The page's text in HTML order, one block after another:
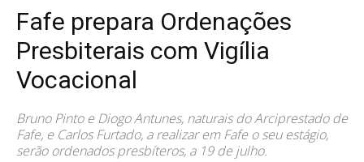
Fafe prepara Ordenações
Presbiterais com Vigília
Vocacional
Bruno Pinto e Diogo Antunes, naturais do Arciprestado de
Fafe, e Carlos Furtado, a realizar em Fafe o seu estágio,
serão ordenados presbíteros, a 19 de julho.